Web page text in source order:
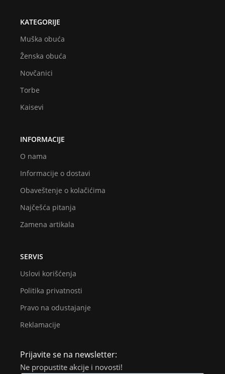
KATEGORIJE
Muška obuća
Ženska obuća
Novčanici
Torbe
Kaisevi
INFORMACIJE
O nama
Informacije o dostavi
Obaveštenje o kolačićima
Najčešća pitanja
Zamena artikala
SERVIS
Uslovi korišćenja
Politika privatnosti
Pravo na odustajanje
Reklamacije
Prijavite se na newsletter:
Ne propustite akcije i novosti!